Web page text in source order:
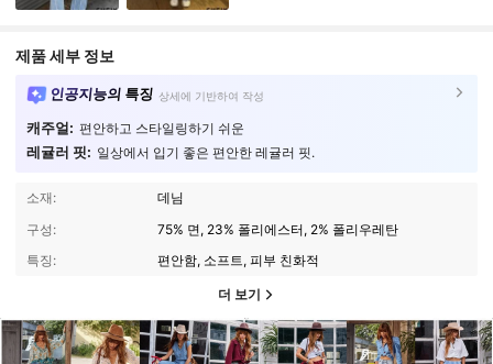
제품 세부 정보
인공지능의 특징 상세에 기반하여 작성
캐주얼: 편안하고 스타일링하기 쉬운
레귤러 핏: 일상에서 입기 좋은 편안한 레귤러 핏.
소재:
데님
구성:
75% 면, 23% 폴리에스터, 2% 폴리우레탄
특징:
편안함, 소프트, 피부 친화적
더 보기